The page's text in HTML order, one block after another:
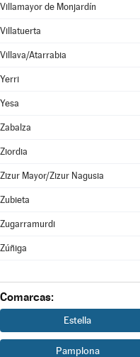
Villamayor de Monjardín
Villatuerta
Villava/Atarrabia
Yerri
Yesa
Zabalza
Ziordia
Zizur Mayor/Zizur Nagusia
Zubieta
Zugarramurdi
Zúñiga
Comarcas:
Estella
Pamplona